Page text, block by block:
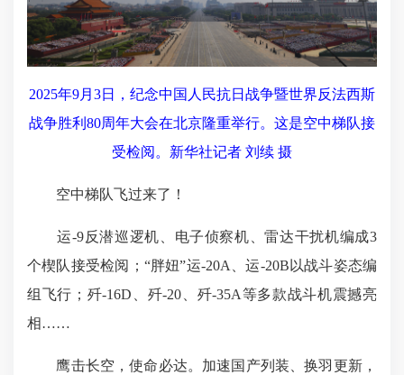
2025年9月3日，纪念中国人民抗日战争暨世界反法西斯
战争胜利80周年大会在北京隆重举行。这是空中梯队接
受检阅。新华社记者 刘续 摄
空中梯队飞过来了！
运-9反潜巡逻机、电子侦察机、雷达干扰机编成3
个楔队接受检阅；“胖妞”运-20A、运-20B以战斗姿态编
组飞行；歼-16D、歼-20、歼-35A等多款战斗机震撼亮
相……
鹰击长空，使命必达。加速国产列装、换羽更新，